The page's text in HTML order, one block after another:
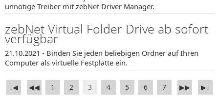
unnötige Treiber mit zebNet Driver Manager.
zebNet Virtual Folder Drive ab sofort
verfügbar
21.10.2021 - Binden Sie jeden beliebigen Ordner auf Ihren
Computer als virtuelle Festplatte ein.
∣◀ ◀◀ 1 2 3 4 5 6 7 ▶▶ ▶∣